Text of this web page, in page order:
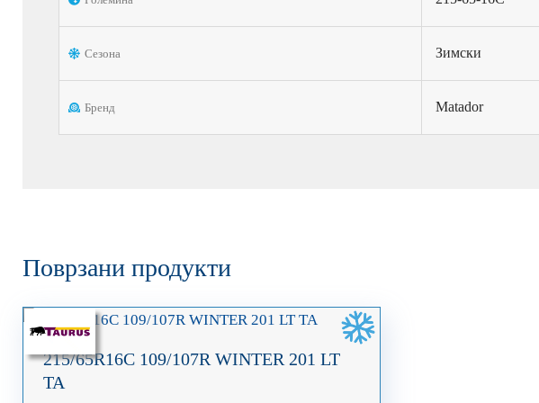
Сезона Зимски
Бренд Matador
Поврзани продукти
215/65R16C 109/107R WINTER 201 LT
TA